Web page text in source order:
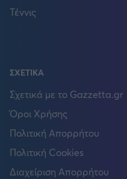
Τέννις
ΣΧΕΤΙΚΑ
Σχετικά με το Gazzetta.gr
Όροι Χρήσης
Πολιτική Απορρήτου
Πολιτική Cookies
Διαχείριση Απορρήτου